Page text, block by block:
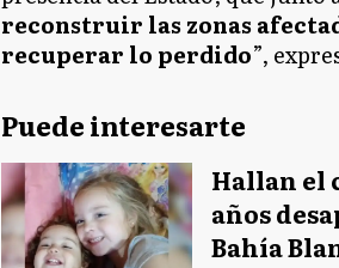
reconstruir las zonas
recuperar lo perdido”,
Puede interesarte
Hallan el
años
Bahía